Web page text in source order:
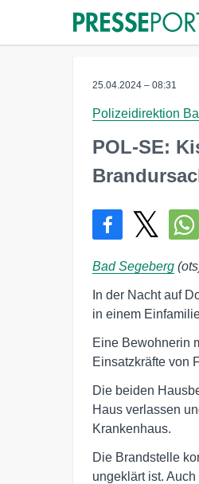
25.04.2024 – 08:31
Polizeidirektion
POL-SE:
Bad Segeberg
In der Nacht auf
in einem
Eine Bewohnerin
Einsatzkräfte von
Die beiden
Haus verlassen
Krankenhaus.
Die Brandstelle
ungeklärt ist.